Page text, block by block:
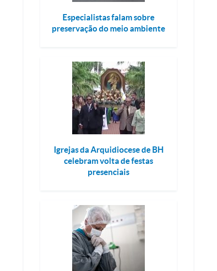
Especialistas falam sobre
preservação do meio ambiente
Igrejas da Arquidiocese de BH
celebram volta de festas
presenciais